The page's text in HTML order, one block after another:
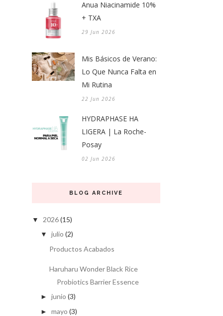
Anua Niacinamide 10%
+ TXA
29 Jun 2026
Mis Básicos de Verano:
Lo Que Nunca Falta en
Mi Rutina
22 Jun 2026
HYDRAPHASE HA
LIGERA | La Roche-
Posay
02 Jun 2026
BLOG ARCHIVE
▼ 2026(15)
▼ julio (2)
Productos Acabados
Haruharu Wonder Black Rice
Probiotics Barrier Essence
► junio (3)
► mayo (3)